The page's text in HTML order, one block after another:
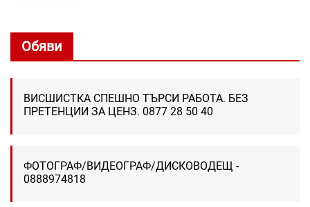
Обяви
ВИСШИСТКА СПЕШНО ТЪРСИ РАБОТА. БЕЗ
ПРЕТЕНЦИИ ЗА ЦЕНЗ. 0877 28 50 40
ФОТОГРАФ/ВИДЕОГРАФ/ДИСКОВОДЕЩ -
0888974818